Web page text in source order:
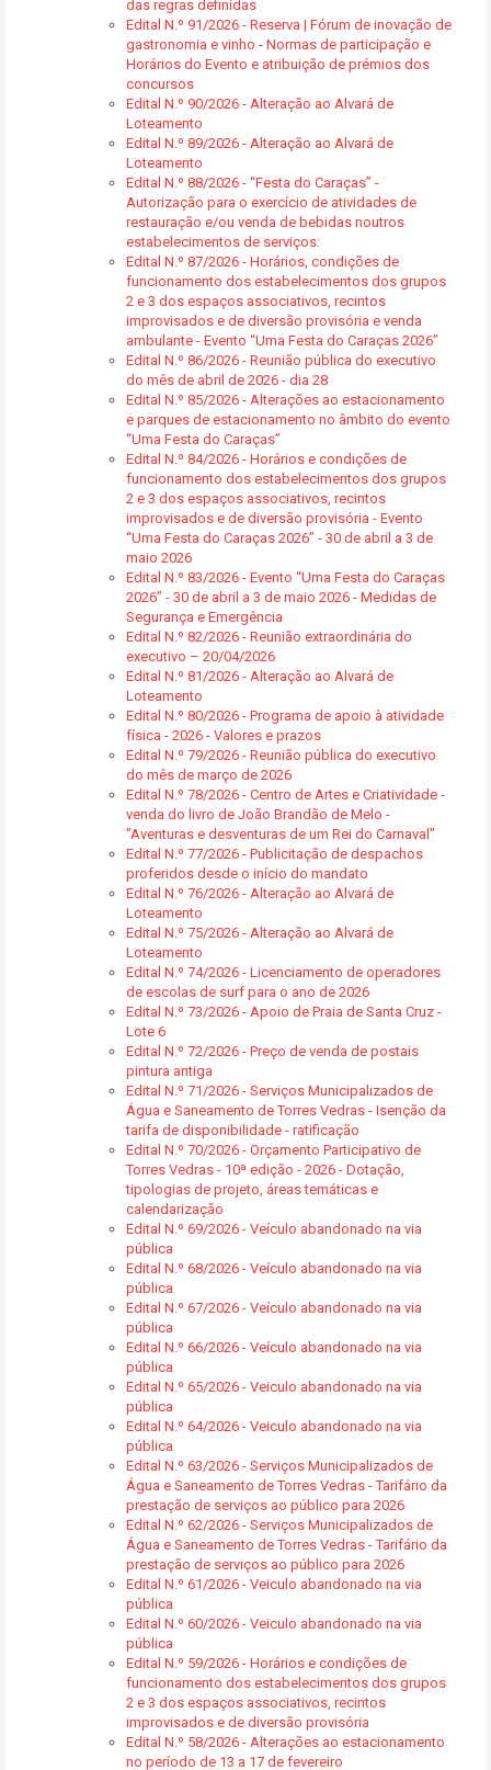
das regras definidas
Edital N.º 91/2026 - Reserva | Fórum de inovação de
gastronomia e vinho - Normas de participação e
Horários do Evento e atribuição de prémios dos
concursos
Edital N.º 90/2026 - Alteração ao Alvará de
Loteamento
Edital N.º 89/2026 - Alteração ao Alvará de
Loteamento
Edital N.º 88/2026 - “Festa do Caraças” -
Autorização para o exercício de atividades de
restauração e/ou venda de bebidas noutros
estabelecimentos de serviços:
Edital N.º 87/2026 - Horários, condições de
funcionamento dos estabelecimentos dos grupos
2 e 3 dos espaços associativos, recintos
improvisados e de diversão provisória e venda
ambulante - Evento “Uma Festa do Caraças 2026”
Edital N.º 86/2026 - Reunião pública do executivo
do mês de abril de 2026 - dia 28
Edital N.º 85/2026 - Alterações ao estacionamento
e parques de estacionamento no âmbito do evento
“Uma Festa do Caraças”
Edital N.º 84/2026 - Horários e condições de
funcionamento dos estabelecimentos dos grupos
2 e 3 dos espaços associativos, recintos
improvisados e de diversão provisória - Evento
“Uma Festa do Caraças 2026” - 30 de abril a 3 de
maio 2026
Edital N.º 83/2026 - Evento “Uma Festa do Caraças
2026” - 30 de abril a 3 de maio 2026 - Medidas de
Segurança e Emergência
Edital N.º 82/2026 - Reunião extraordinária do
executivo – 20/04/2026
Edital N.º 81/2026 - Alteração ao Alvará de
Loteamento
Edital N.º 80/2026 - Programa de apoio à atividade
física - 2026 - Valores e prazos
Edital N.º 79/2026 - Reunião pública do executivo
do mês de março de 2026
Edital N.º 78/2026 - Centro de Artes e Criatividade -
venda do livro de João Brandão de Melo -
"Aventuras e desventuras de um Rei do Carnaval"
Edital N.º 77/2026 - Publicitação de despachos
proferidos desde o início do mandato
Edital N.º 76/2026 - Alteração ao Alvará de
Loteamento
Edital N.º 75/2026 - Alteração ao Alvará de
Loteamento
Edital N.º 74/2026 - Licenciamento de operadores
de escolas de surf para o ano de 2026
Edital N.º 73/2026 - Apoio de Praia de Santa Cruz -
Lote 6
Edital N.º 72/2026 - Preço de venda de postais
pintura antiga
Edital N.º 71/2026 - Serviços Municipalizados de
Água e Saneamento de Torres Vedras - Isenção da
tarifa de disponibilidade - ratificação
Edital N.º 70/2026 - Orçamento Participativo de
Torres Vedras - 10ª edição - 2026 - Dotação,
tipologias de projeto, áreas temáticas e
calendarização
Edital N.º 69/2026 - Veículo abandonado na via
pública
Edital N.º 68/2026 - Veículo abandonado na via
pública
Edital N.º 67/2026 - Veículo abandonado na via
pública
Edital N.º 66/2026 - Veículo abandonado na via
pública
Edital N.º 65/2026 - Veiculo abandonado na via
pública
Edital N.º 64/2026 - Veiculo abandonado na via
pública
Edital N.º 63/2026 - Serviços Municipalizados de
Água e Saneamento de Torres Vedras - Tarifário da
prestação de serviços ao público para 2026
Edital N.º 62/2026 - Serviços Municipalizados de
Água e Saneamento de Torres Vedras - Tarifário da
prestação de serviços ao público para 2026
Edital N.º 61/2026 - Veiculo abandonado na via
pública
Edital N.º 60/2026 - Veiculo abandonado na via
pública
Edital N.º 59/2026 - Horários e condições de
funcionamento dos estabelecimentos dos grupos
2 e 3 dos espaços associativos, recintos
improvisados e de diversão provisória
Edital N.º 58/2026 - Alterações ao estacionamento
no período de 13 a 17 de fevereiro